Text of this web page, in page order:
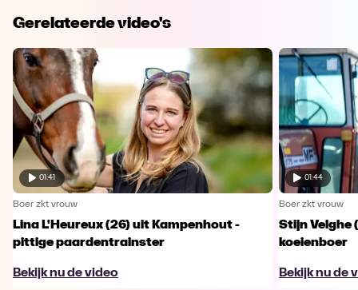
Gerelateerde video's
01:41
Boer zkt vrouw
Lina L'Heureux (26) uit Kampenhout -
pittige paardentrainster
Bekijk nu de video
01:44
Boer zkt vrouw
Stijn Velghe
koeienboer
Bekijk nu de